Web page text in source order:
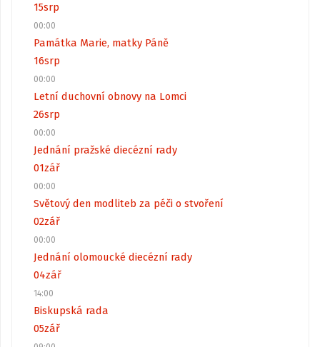
15srp
00:00
Památka Marie, matky Páně
16srp
00:00
Letní duchovní obnovy na Lomci
26srp
00:00
Jednání pražské diecézní rady
01zář
00:00
Světový den modliteb za péči o stvoření
02zář
00:00
Jednání olomoucké diecézní rady
04zář
14:00
Biskupská rada
05zář